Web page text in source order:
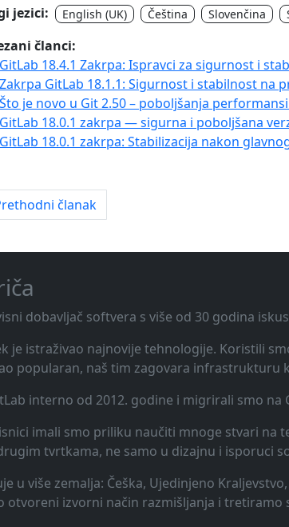
jezici: English (UK) Čeština Slovenčina
članci:
GitLab 18.4.1 Zakrpa: Ispravci za sigurnost i
Zakrpa GitLab 18.1.1: Sigurnost i stabilnost na
Što je novo u Git 2.50 – poboljšanja
GitLab 18.0.1 zakrpa — sigurna i poboljšana
GitLab 18.0.1 zakrpa: Stabilizacija nakon
članak
dobavljač softvera s više od 30 godina
je istraživao najnovije tehnologije. Koristili
popularan, naš tim zagovara infrastrukturu
interno od 2012. godine i migrirali smo na
imali smo priliku naučiti mnoge stvari na
tvrtkama, ne samo u dizajnu i isporuci
u više zemalja: Češka, Ujedinjeno
otvoreni izvorni način razmišljanja i